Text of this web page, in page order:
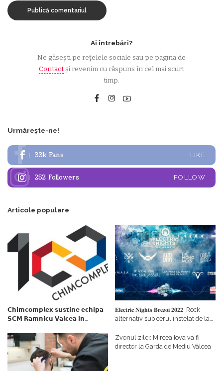
Ai întrebări?
Ne găsești pe rețelele sociale sau pe pagina de
Contactși revenim cu răspuns în cel mai scurt
timp.
Urmărește-ne!
33k Fans LIKE
252 Followers FOLLOW
Articole populare
𝗖𝗵𝗶𝗺𝗰𝗼𝗺𝗽𝗹𝗲𝘅 𝘀𝘂𝘀𝘁𝗶𝗻𝗲 𝗲𝗰𝗵𝗶𝗽𝗮
𝗦𝗖𝗠 𝗥𝗮𝗺𝗻𝗶𝗰𝘂 𝗩𝗮𝗹𝗰𝗲𝗮 𝗶𝗻
𝗳𝗶𝗻𝗮𝗻𝘁𝗮𝘁𝗼𝗿
𝐄𝐥𝐞𝐜𝐭𝐫𝐢𝐜 𝐍𝐢𝐠𝐡𝐭𝐬 𝐁𝐫𝐞𝐳𝐨𝐢 𝟐𝟎𝟐𝟐. Rock
alternativ sub cerul înstelat de la
Zvonul zilei: Mircea Iova va fi
director la Garda de Mediu Vâlcea